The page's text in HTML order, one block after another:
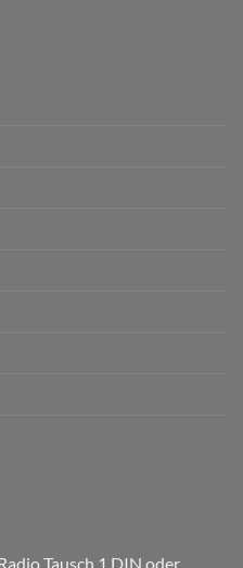
Tausch 1 DIN oder